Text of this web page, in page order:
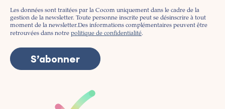
Les données sont traitées par la Cocom uniquement dans le cadre de la
gestion de la newsletter. Toute personne inscrite peut se désinscrire à tout
moment de la newsletter.Des informations complémentaires peuvent être
retrouvées dans notre politique de confidentialité.